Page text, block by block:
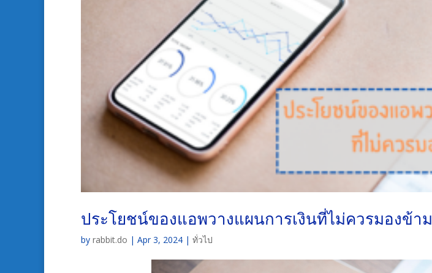
ประโยชน์ของแอพวางแผนการเงินที่ไม่ควรมองข้าม
by rabbit.do | Apr 3, 2024 | ทั่วไป